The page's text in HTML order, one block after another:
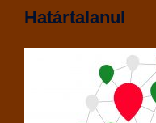
Határtalanul